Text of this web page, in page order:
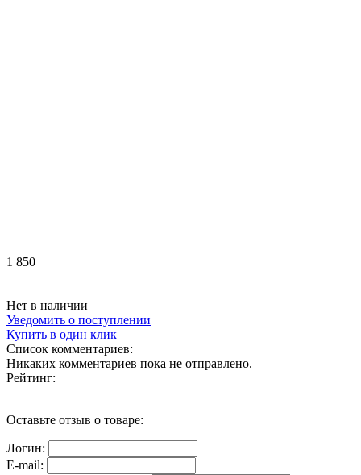
1 850
Нет в наличии
Уведомить о поступлении
Купить в один клик
Список комментариев:
Никаких комментариев пока не отправлено.
Рейтинг:
Оставьте отзыв о товаре:
Логин:
E-mail: